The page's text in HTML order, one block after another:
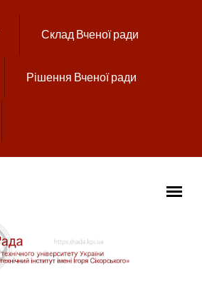
Склад Вченої ради
Рішення Вченої ради